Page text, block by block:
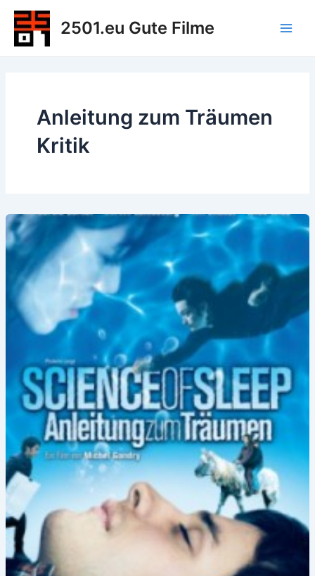
Zum
Inhalt
springen
2501.eu Gute Filme
Anleitung zum Träumen
Kritik